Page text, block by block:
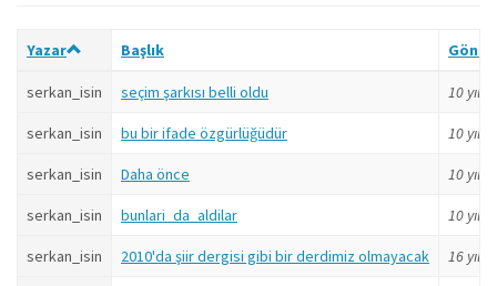
Yazar Başlık
serkan_isin seçim şarkısı belli oldu 10 yıl
serkan_isin bu bir ifade özgürlüğüdür 10 yıl
serkan_isin Daha önce 10 yıl
serkan_isin bunlari_da_aldilar 10 yıl
serkan_isin 2010'da şiir dergisi gibi bir derdimiz olmayacak 16 yıl